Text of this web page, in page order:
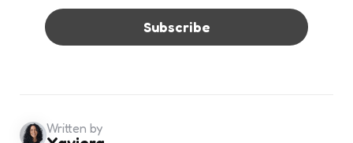
Written by